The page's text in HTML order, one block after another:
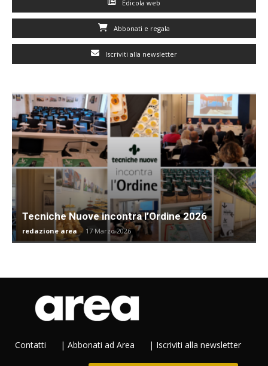
Edicola web
Abbonati e regala
Iscriviti alla newsletter
Tecniche Nuove incontra l’Ordine 2026
redazione area - 17 Marzo 2026
Contatti | Abbonati ad Area | Iscriviti alla newsletter